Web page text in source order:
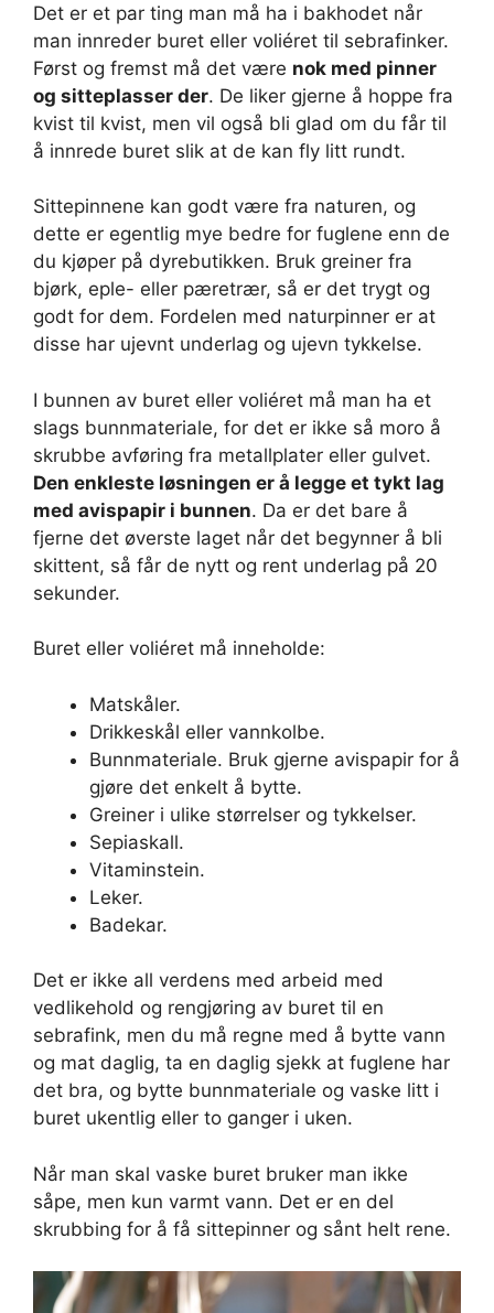
Det er et par ting man må ha i bakhodet når
man innreder buret eller voliéret til sebrafinker.
Først og fremst må det være nok med pinner
og sitteplasser der. De liker gjerne å hoppe fra
kvist til kvist, men vil også bli glad om du får til
å innrede buret slik at de kan fly litt rundt.
Sittepinnene kan godt være fra naturen, og
dette er egentlig mye bedre for fuglene enn de
du kjøper på dyrebutikken. Bruk greiner fra
bjørk, eple- eller pæretrær, så er det trygt og
godt for dem. Fordelen med naturpinner er at
disse har ujevnt underlag og ujevn tykkelse.
I bunnen av buret eller voliéret må man ha et
slags bunnmateriale, for det er ikke så moro å
skrubbe avføring fra metallplater eller gulvet.
Den enkleste løsningen er å legge et tykt lag
med avispapir i bunnen. Da er det bare å
fjerne det øverste laget når det begynner å bli
skittent, så får de nytt og rent underlag på 20
sekunder.
Buret eller voliéret må inneholde:
Matskåler.
Drikkeskål eller vannkolbe.
Bunnmateriale. Bruk gjerne avispapir for å
gjøre det enkelt å bytte.
Greiner i ulike størrelser og tykkelser.
Sepiaskall.
Vitaminstein.
Leker.
Badekar.
Det er ikke all verdens med arbeid med
vedlikehold og rengjøring av buret til en
sebrafink, men du må regne med å bytte vann
og mat daglig, ta en daglig sjekk at fuglene har
det bra, og bytte bunnmateriale og vaske litt i
buret ukentlig eller to ganger i uken.
Når man skal vaske buret bruker man ikke
såpe, men kun varmt vann. Det er en del
skrubbing for å få sittepinner og sånt helt rene.